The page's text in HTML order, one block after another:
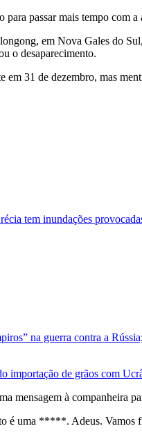
passar mais tempo com a
em Nova Gales do
o desaparecimento.
em 31 de dezembro, mas
tem inundações
na guerra contra a
importação de grãos com
mensagem à companheira
é uma *****. Adeus. Vamos